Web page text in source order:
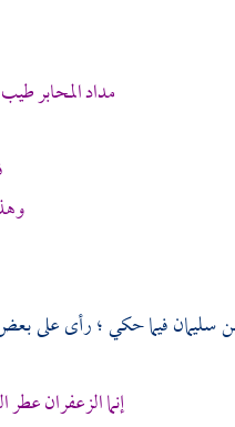
مداد المحابر
سليمانفيما حكي ؛ رأى على
إنما الزعفران